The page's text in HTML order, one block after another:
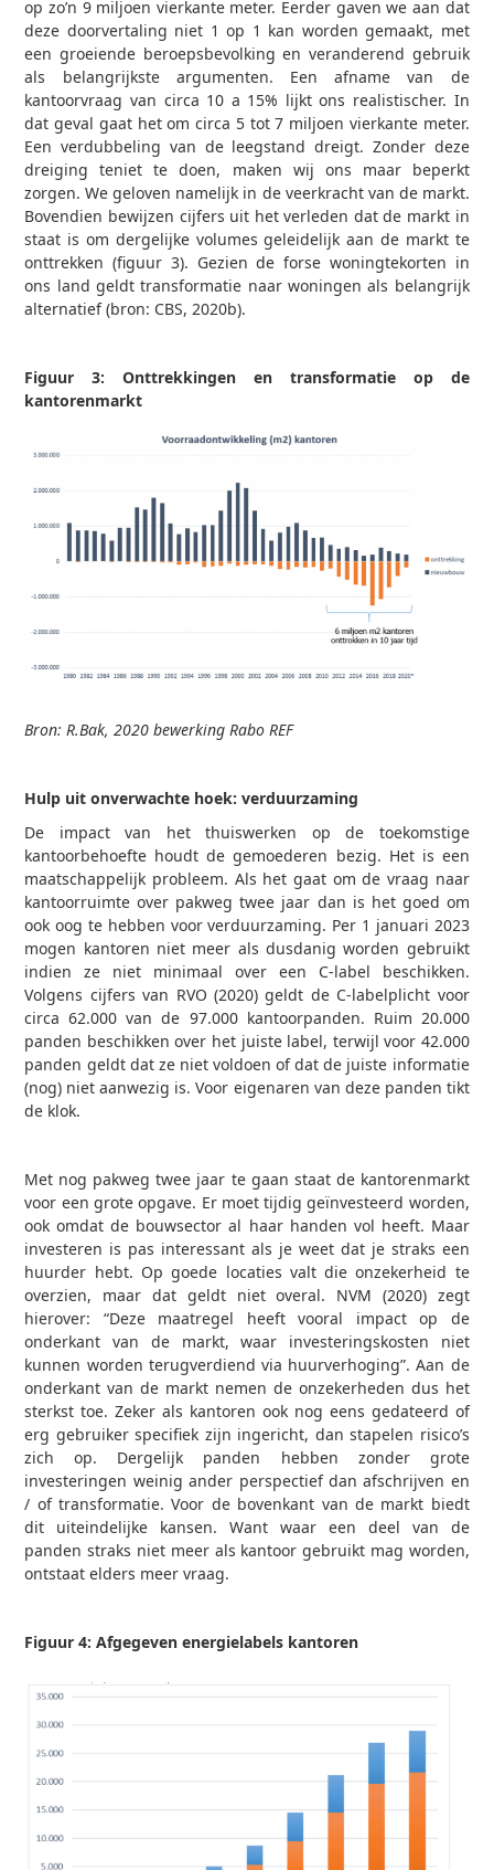
op zo’n 9 miljoen vierkante meter. Eerder gaven we aan dat
deze doorvertaling niet 1 op 1 kan worden gemaakt, met
een groeiende beroepsbevolking en veranderend gebruik
als belangrijkste argumenten. Een afname van de
kantoorvraag van circa 10 a 15% lijkt ons realistischer. In
dat geval gaat het om circa 5 tot 7 miljoen vierkante meter.
Een verdubbeling van de leegstand dreigt. Zonder deze
dreiging teniet te doen, maken wij ons maar beperkt
zorgen. We geloven namelijk in de veerkracht van de markt.
Bovendien bewijzen cijfers uit het verleden dat de markt in
staat is om dergelijke volumes geleidelijk aan de markt te
onttrekken (figuur 3). Gezien de forse woningtekorten in
ons land geldt transformatie naar woningen als belangrijk
alternatief (bron: CBS, 2020b).
Figuur 3: Onttrekkingen en transformatie op de
kantorenmarkt
Bron: R.Bak, 2020 bewerking Rabo REF
Hulp uit onverwachte hoek: verduurzaming
De impact van het thuiswerken op de toekomstige
kantoorbehoefte houdt de gemoederen bezig. Het is een
maatschappelijk probleem. Als het gaat om de vraag naar
kantoorruimte over pakweg twee jaar dan is het goed om
ook oog te hebben voor verduurzaming. Per 1 januari 2023
mogen kantoren niet meer als dusdanig worden gebruikt
indien ze niet minimaal over een C-label beschikken.
Volgens cijfers van RVO (2020) geldt de C-labelplicht voor
circa 62.000 van de 97.000 kantoorpanden. Ruim 20.000
panden beschikken over het juiste label, terwijl voor 42.000
panden geldt dat ze niet voldoen of dat de juiste informatie
(nog) niet aanwezig is. Voor eigenaren van deze panden tikt
de klok.
Met nog pakweg twee jaar te gaan staat de kantorenmarkt
voor een grote opgave. Er moet tijdig geïnvesteerd worden,
ook omdat de bouwsector al haar handen vol heeft. Maar
investeren is pas interessant als je weet dat je straks een
huurder hebt. Op goede locaties valt die onzekerheid te
overzien, maar dat geldt niet overal. NVM (2020) zegt
hierover: “Deze maatregel heeft vooral impact op de
onderkant van de markt, waar investeringskosten niet
kunnen worden terugverdiend via huurverhoging”. Aan de
onderkant van de markt nemen de onzekerheden dus het
sterkst toe. Zeker als kantoren ook nog eens gedateerd of
erg gebruiker specifiek zijn ingericht, dan stapelen risico’s
zich op. Dergelijk panden hebben zonder grote
investeringen weinig ander perspectief dan afschrijven en
/ of transformatie. Voor de bovenkant van de markt biedt
dit uiteindelijke kansen. Want waar een deel van de
panden straks niet meer als kantoor gebruikt mag worden,
ontstaat elders meer vraag.
Figuur 4: Afgegeven energielabels kantoren